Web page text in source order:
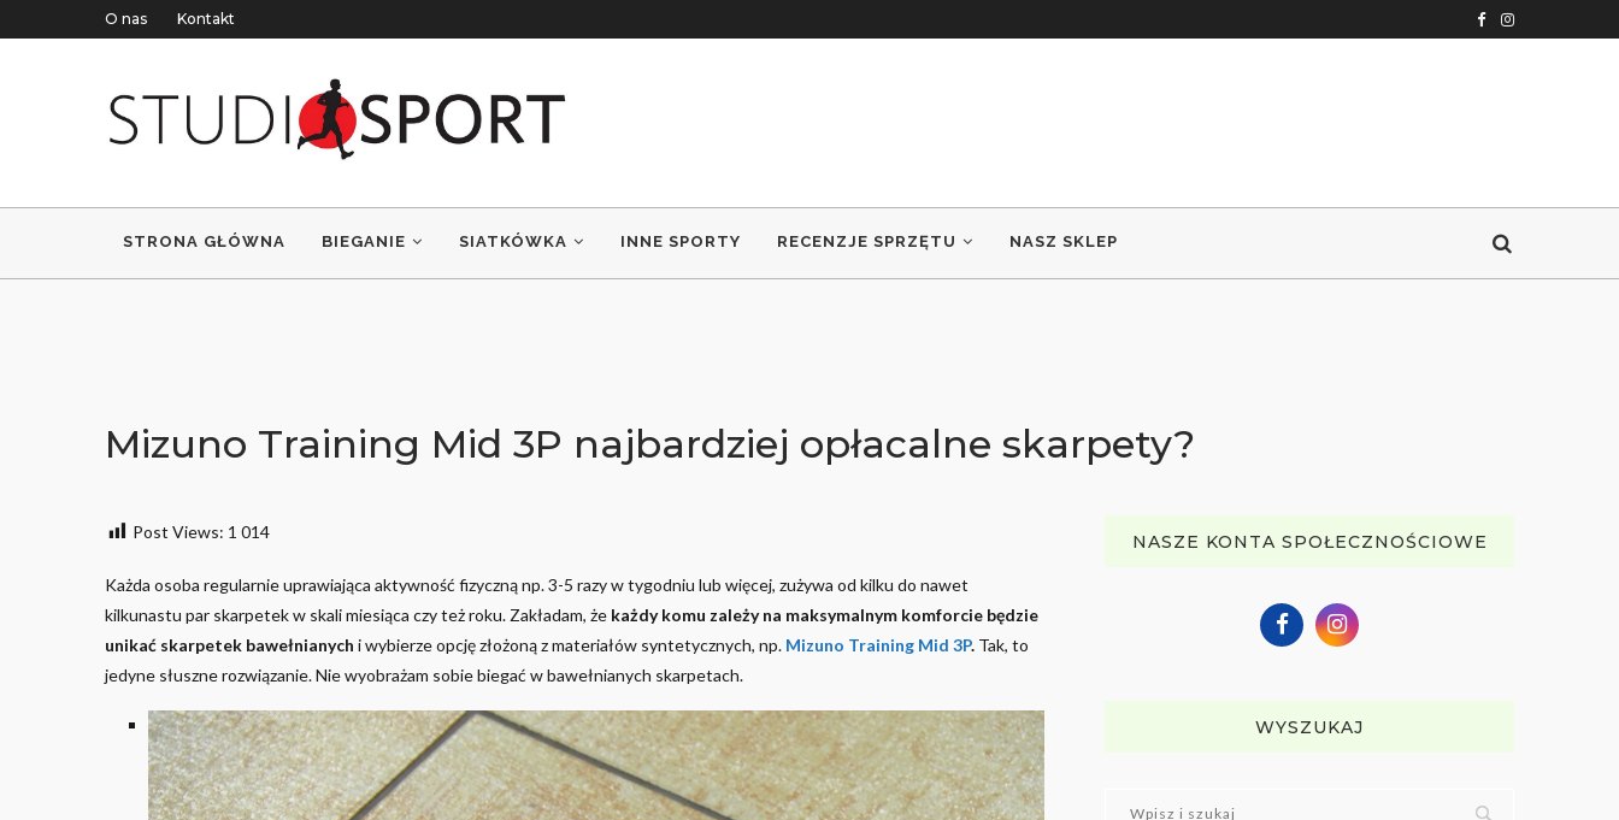
O nas Kontakt
STRONA GŁÓWNA BIEGANIE SIATKÓWKA INNE SPORTY RECENZJE SPRZĘTU NASZ SKLEP
Mizuno Training Mid 3P najbardziej opłacalne skarpety?
Post Views: 1 014
Każda osoba regularnie uprawiająca aktywność fizyczną np. 3-5 razy w tygodniu lub więcej, zużywa od kilku do nawet
kilkunastu par skarpetek w skali miesiąca czy też roku. Zakładam, że każdy komu zależy na maksymalnym komforcie będzie
unikać skarpetek bawełnianych i wybierze opcję złożoną z materiałów syntetycznych, np. Mizuno Training Mid 3P. Tak, to
jedyne słuszne rozwiązanie. Nie wyobrażam sobie biegać w bawełnianych skarpetach.
NASZE KONTA SPOŁECZNOŚCIOWE
WYSZUKAJ